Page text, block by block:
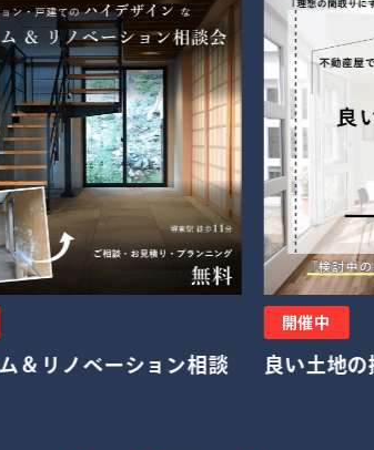
良い土地の探し方相談会 平